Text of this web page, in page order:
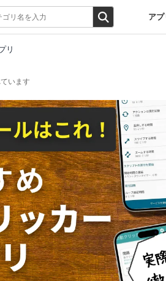
ア
リ
います